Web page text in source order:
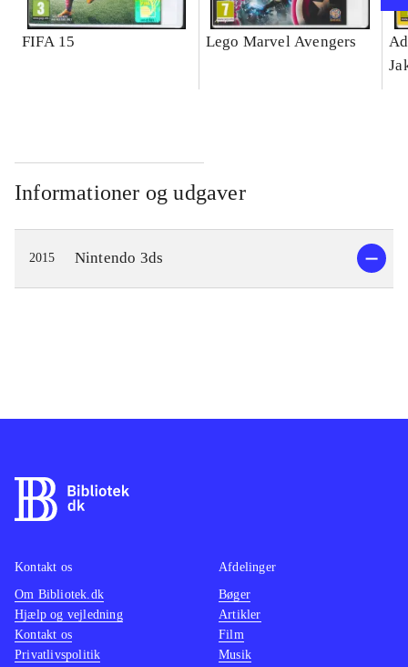
FIFA 15 Lego Marvel Avengers
Informationer og udgaver
2015 Nintendo 3ds
Kontakt os
Om Bibliotek.dk
Hjælp og vejledning
Kontakt os
Privatlivspolitik
Afdelinger
Bøger
Artikler
Film
Musik